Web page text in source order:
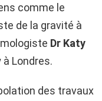
comme le
de la gravité à
Dr Katy
à Londres.
des travaux